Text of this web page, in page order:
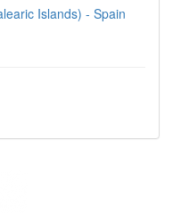
Islands) - Spain